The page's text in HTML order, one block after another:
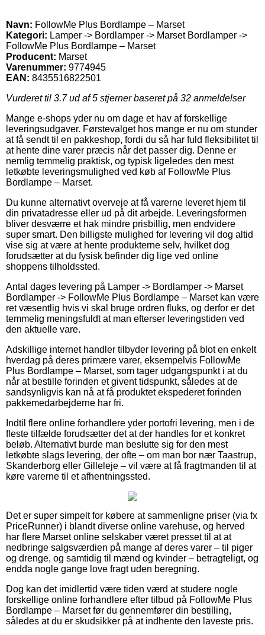
Navn: FollowMe Plus Bordlampe – Marset
Kategori: Lamper -> Bordlamper -> Marset Bordlamper ->
FollowMe Plus Bordlampe – Marset
Producent: Marset
Varenummer: 9774945
EAN: 8435516822501
Vurderet til 3.7ud af 5 stjerner baseret på 32 anmeldelser
Mange e-shops yder nu om dage et hav af forskellige
leveringsudgaver. Førstevalget hos mange er nu om stunder
at få sendt til en pakkeshop, fordi du så har fuld fleksibilitet til
at hente dine varer præcis når det passer dig. Denne er
nemlig temmelig praktisk, og typisk ligeledes den mest
letkøbte leveringsmulighed ved køb af FollowMe Plus
Bordlampe – Marset.
Du kunne alternativt overveje at få varerne leveret hjem til
din privatadresse eller ud på dit arbejde. Leveringsformen
bliver desværre et hak mindre prisbillig, men endvidere
super smart. Den billigste mulighed for levering vil dog altid
vise sig at være at hente produkterne selv, hvilket dog
forudsætter at du fysisk befinder dig lige ved online
shoppens tilholdssted.
Antal dages levering på Lamper -> Bordlamper -> Marset
Bordlamper -> FollowMe Plus Bordlampe – Marset kan være
ret væsentlig hvis vi skal bruge ordren fluks, og derfor er det
temmelig meningsfuldt at man efterser leveringstiden ved
den aktuelle vare.
Adskillige internet handler tilbyder levering på blot en enkelt
hverdag på deres primære varer, eksempelvis FollowMe
Plus Bordlampe – Marset, som tager udgangspunkt i at du
når at bestille forinden et givent tidspunkt, således at de
sandsynligvis kan nå at få produktet ekspederet forinden
pakkemedarbejderne har fri.
Indtil flere online forhandlere yder portofri levering, men i de
fleste tilfælde forudsætter det at der handles for et konkret
beløb. Alternativt burde man beslutte sig for den mest
letkøbte slags levering, der ofte – om man bor nær Taastrup,
Skanderborg eller Gilleleje – vil være at få fragtmanden til at
køre varerne til et afhentningssted.
Det er super simpelt for købere at sammenligne priser (via fx
PriceRunner) i blandt diverse online varehuse, og herved
har flere Marset online selskaber været presset til at at
nedbringe salgsværdien på mange af deres varer – til piger
og drenge, og samtidig til mænd og kvinder – betragteligt, og
endda nogle gange love fragt uden beregning.
Dog kan det imidlertid være tiden værd at studere nogle
forskellige online forhandlere efter tilbud på FollowMe Plus
Bordlampe – Marset før du gennemfører din bestilling,
således at du er skudsikker på at indhente den laveste pris.